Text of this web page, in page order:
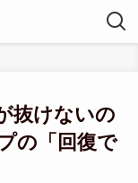
抜けないの
の「回復で